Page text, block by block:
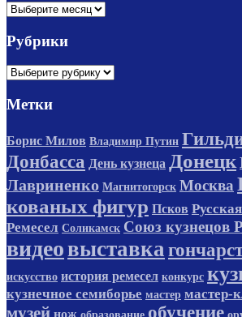
Архивы
Рубрики
Рубрики
Метки
Борис Милов Владимир Путин
Донбасса День кузнеца Донецк
Лавриненко Магнитогорск Москва
кованых фигур Псков
Ремесел Соликамск Союз кузнецов
видеовыставка
искусство история ремесел конкурс
кузнечное семиборье мастер мастер-
музей нож обучение